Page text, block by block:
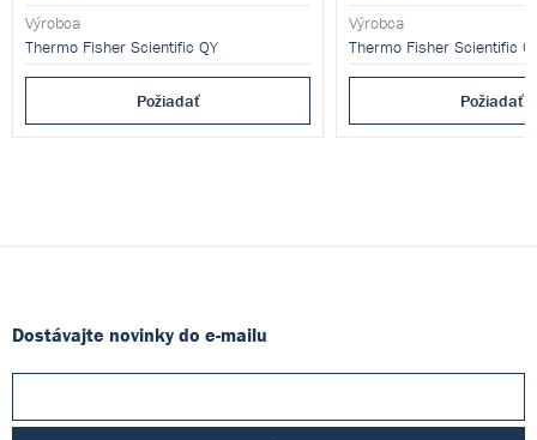
Výrobca
Thermo Fisher Scientific QY
Požiadať
Výrobca
Thermo Fisher Scientific
Požiadať
Dostávajte novinky do e-mailu